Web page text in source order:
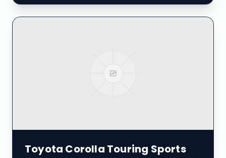
Toyota Corolla Touring Sports